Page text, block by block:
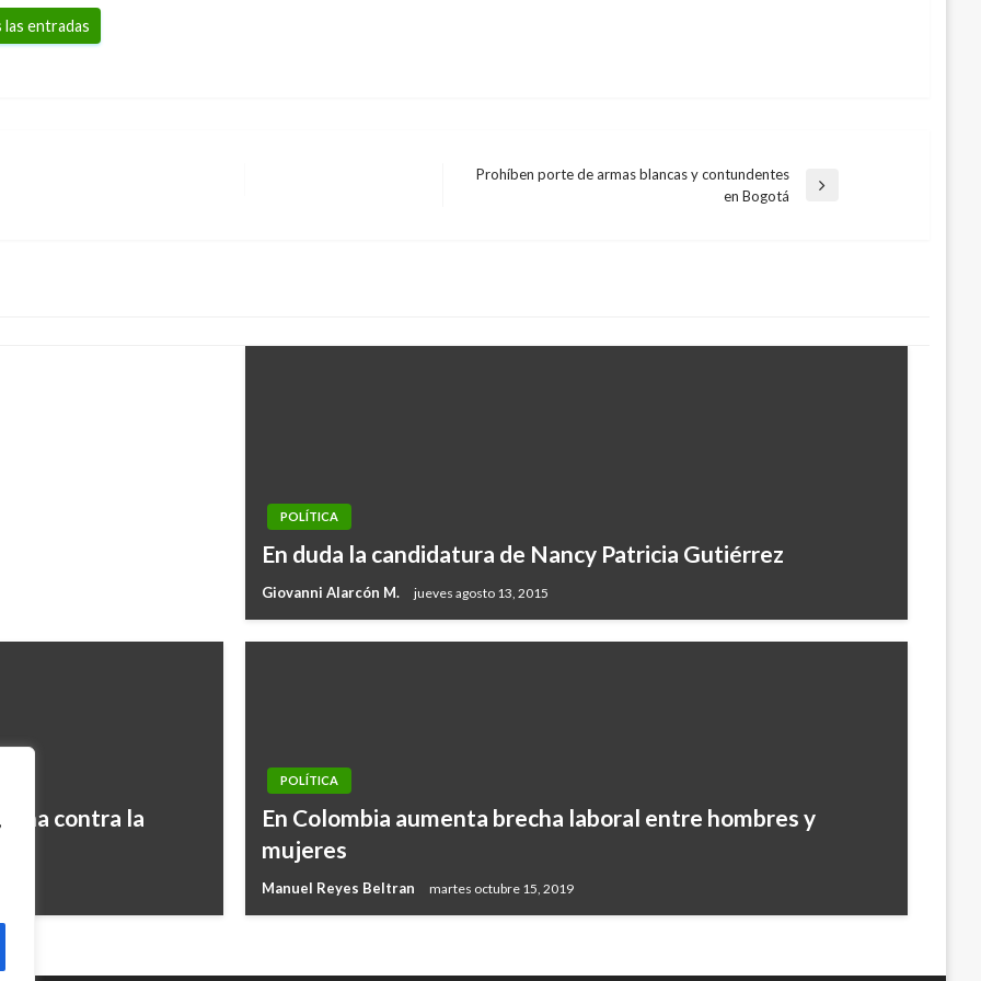
entradas
Prohíben porte de armas blancas y contundentes
en Bogotá
y adolescentes
POLÍTICA
En duda la candidatura de Nancy Patricia Gutiérrez
Giovanni Alarcón M. jueves agosto 13, 2015
contra la
POLÍTICA
En Colombia aumenta brecha laboral entre hombres y
mujeres
Manuel Reyes Beltran martes octubre 15, 2019